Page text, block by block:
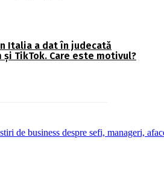
Italia a dat în judecată
și TikTok. Care este motivul?